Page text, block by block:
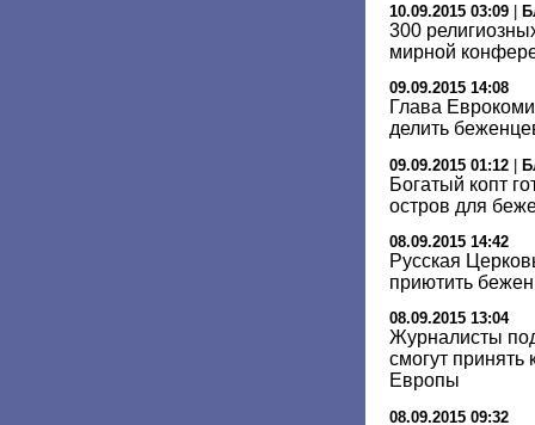
10.09.2015 03:09
300
мирной
09.09.2015 14:08
Глава
делить
09.09.2015 01:12 |
Богатый копт
остров для
08.09.2015 14:42
Русская
приютить
08.09.2015 13:04
Журналисты
смогут принять
Европы
08.09.2015 09:32